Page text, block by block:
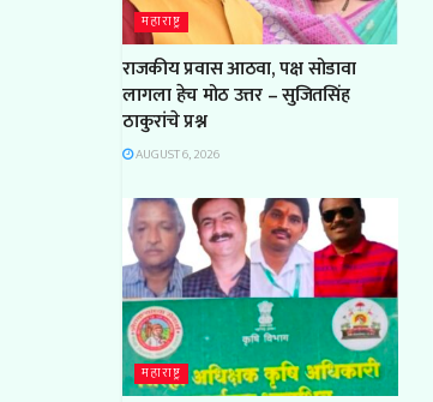
महाराष्ट्र
राजकीय प्रवास आठवा, पक्ष सोडावा
लागला हेच मोठ उत्तर – सुजितसिंह
ठाकुरांचे प्रश्न
AUGUST 6, 2026
महाराष्ट्र